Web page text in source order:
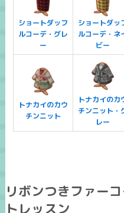
ショートダッフ
ルコーデ・グレ
ー
ショートダッ
ルコーデ・ネ
ビー
トナカイのカウ
チンニット
トナカイのカ
チンニット・
レー
リボンつきファー
トレッスン